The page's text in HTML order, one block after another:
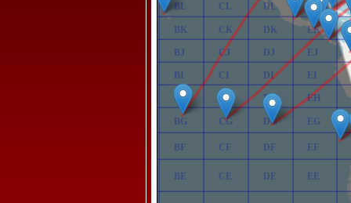
BE
BF
BG
BH
BI
BJ
BK
BL
CE
CF
CG
CH
CI
CJ
CK
CL
DE
DF
DG
DH
DI
DJ
DK
DL
EE
EF
EG
EH
EI
EJ
EK
EL